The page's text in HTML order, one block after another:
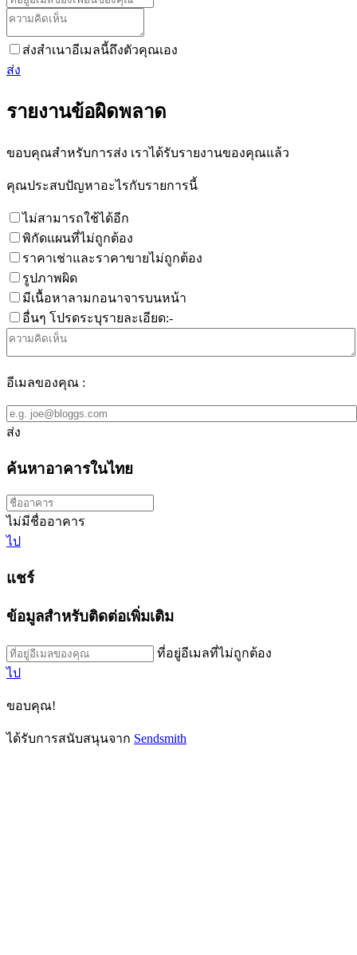
ส่งสำเนาอีเมลนี้ถึงตัวคุณเอง
ส่ง
รายงานข้อผิดพลาด
ขอบคุณสำหรับการส่ง เราได้รับรายงานของคุณแล้ว
คุณประสบปัญหาอะไรกับรายการนี้
ไม่สามารถใช้ได้อีก
พิกัดแผนที่ไม่ถูกต้อง
ราคาเช่าและราคาขายไม่ถูกต้อง
รูปภาพผิด
มีเนื้อหาลามกอนาจารบนหน้า
อื่นๆ โปรดระบุรายละเอียด:-
อีเมลของคุณ :
ส่ง
ค้นหาอาคารในไทย
ไม่มีชื่ออาคาร
ไป
แชร์
ข้อมูลสำหรับติดต่อเพิ่มเติม
ที่อยู่อีเมลที่ไม่ถูกต้อง
ไป
ขอบคุณ!
ได้รับการสนับสนุนจาก Sendsmith